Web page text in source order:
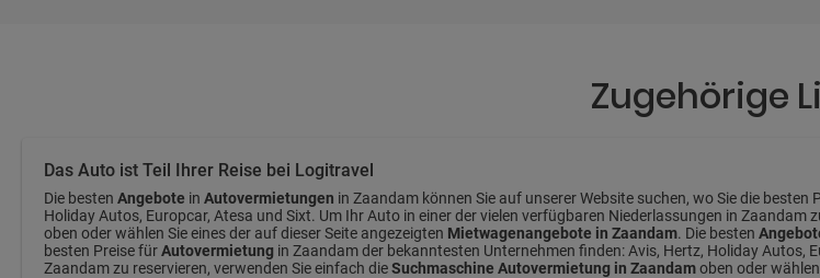
Zugehörige
Das Auto ist Teil Ihrer Reise bei Logitravel
Die besten Angebote in Autovermietungen in Zaandam können Sie auf unserer Website suchen, wo Sie die besten
Holiday Autos, Europcar, Atesa und Sixt. Um Ihr Auto in einer der vielen verfügbaren Niederlassungen in Zaandam
oben oder wählen Sie eines der auf dieser Seite angezeigten Mietwagenangebote in Zaandam. Die besten
besten Preise fürAutovermietung in Zaandam der bekanntesten Unternehmen finden: Avis, Hertz, Holiday Autos,
Zaandam zu reservieren, verwenden Sie einfach dieSuchmaschine Autovermietung in Zaandamoben oder